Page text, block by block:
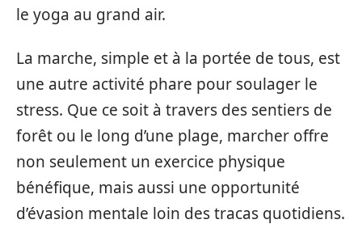
le yoga au grand air.
La marche, simple et à la portée de tous, est
une autre activité phare pour soulager le
stress. Que ce soit à travers des sentiers de
forêt ou le long d’une plage, marcher offre
non seulement un exercice physique
bénéfique, mais aussi une opportunité
d’évasion mentale loin des tracas quotidiens.